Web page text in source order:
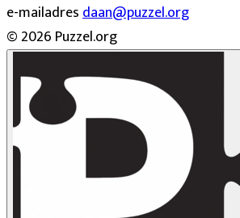
e-mailadresdaan@puzzel.org
© 2026 Puzzel.org